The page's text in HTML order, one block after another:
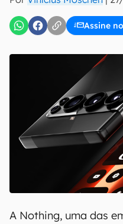
Assine
Uso e Política de
A Nothing, uma das